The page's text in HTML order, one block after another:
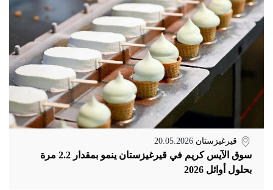
قيرغيزستان 20.05.2026
سوق الآيس كريم في قيرغيزستان ينمو بمقدار 2.2 مرة
بحلول أوائل 2026